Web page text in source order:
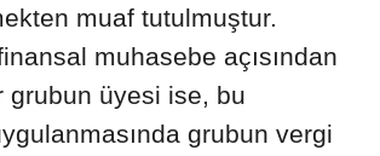
muaf tutulmuştur.
muhasebe açısından
grubun üyesi ise, bu
grubun vergi